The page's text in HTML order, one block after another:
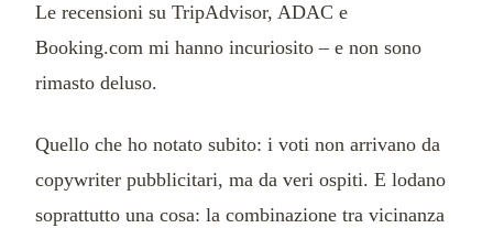
Le recensioni su TripAdvisor, ADAC e
Booking.com mi hanno incuriosito – e non sono
rimasto deluso.
Quello che ho notato subito: i voti non arrivano da
copywriter pubblicitari, ma da veri ospiti. E lodano
soprattutto una cosa: la combinazione tra vicinanza